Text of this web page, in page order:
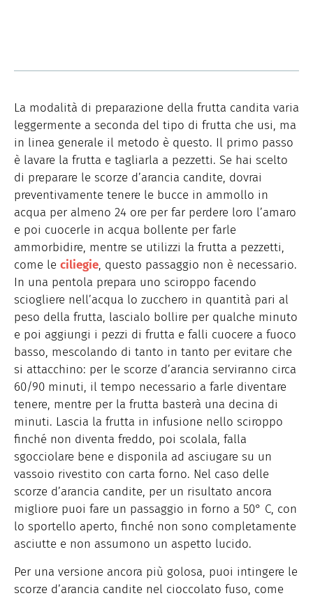
La modalità di preparazione della frutta candita varia
leggermente a seconda del tipo di frutta che usi, ma
in linea generale il metodo è questo. Il primo passo
è lavare la frutta e tagliarla a pezzetti. Se hai scelto
di preparare le scorze d’arancia candite, dovrai
preventivamente tenere le bucce in ammollo in
acqua per almeno 24 ore per far perdere loro l’amaro
e poi cuocerle in acqua bollente per farle
ammorbidire, mentre se utilizzi la frutta a pezzetti,
come le ciliegie, questo passaggio non è necessario.
In una pentola prepara uno sciroppo facendo
sciogliere nell’acqua lo zucchero in quantità pari al
peso della frutta, lascialo bollire per qualche minuto
e poi aggiungi i pezzi di frutta e falli cuocere a fuoco
basso, mescolando di tanto in tanto per evitare che
si attacchino: per le scorze d’arancia serviranno circa
60/90 minuti, il tempo necessario a farle diventare
tenere, mentre per la frutta basterà una decina di
minuti. Lascia la frutta in infusione nello sciroppo
finché non diventa freddo, poi scolala, falla
sgocciolare bene e disponila ad asciugare su un
vassoio rivestito con carta forno. Nel caso delle
scorze d’arancia candite, per un risultato ancora
migliore puoi fare un passaggio in forno a 50° C, con
lo sportello aperto, finché non sono completamente
asciutte e non assumono un aspetto lucido.
Per una versione ancora più golosa, puoi intingere le
scorze d’arancia candite nel cioccolato fuso, come